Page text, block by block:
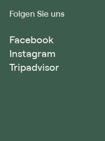
Folgen Sie uns
Facebook
Instagram
Tripadvisor